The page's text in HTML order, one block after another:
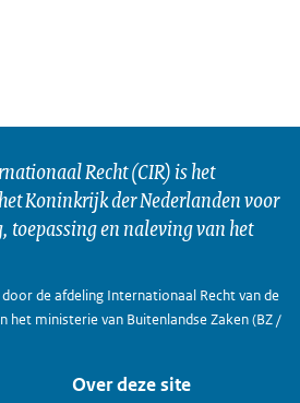
Recht (CIR) is het
Koninkrijk der Nederlanden voor
toepassing en naleving van het
de afdeling Internationaal Recht van de
het ministerie van Buitenlandse Zaken (BZ /
Over deze site